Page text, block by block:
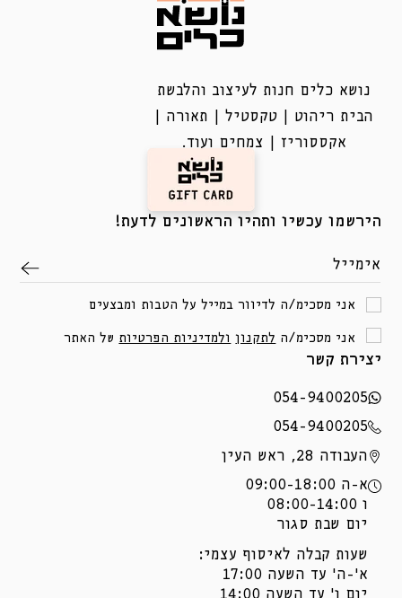
יצירת קשר
054-9400205
054-9400205
העבודה 28, ראש העין
א-ה 09:00-18:00
ו 08:00-14:00
יום שבת סגור
שעות קבלה לאיסוף עצמי:
א'-ה' עד השעה 17:00
נושא כלים חנות לעיצוב והלבשת
הבית ריהוט | טקסטיל | תאורה |
אקססוריז | צמחים ועוד.
הירשמו עכשיו ותהיו הראשונים לדעת!
אימייל
אני מסכימ/ה לדיוור במייל על הטבות ומבצעים
אני מסכימ/ה לתקנון ולמדיניות הפרטיות של האתר